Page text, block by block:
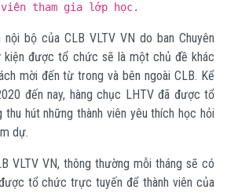
viên tham gia lớp học.
bộ của CLB VLTV VN do ban Chuyên
kiện được tổ chức sẽ là một chủ đề khác
mời đến từ trong và bên ngoài CLB. Kể
đến nay, hàng chục LHTV đã được tổ
hút những thành viên yêu thích học hỏi
dự.
VLTV VN, thông thường mỗi tháng sẽ có
tổ chức trực tuyến để thành viên của